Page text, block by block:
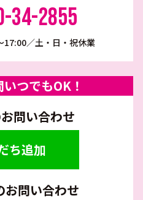
34-2855
／土・日・祝休業
つでもOK！
問い合わせ
ち追加
お問い合わせ